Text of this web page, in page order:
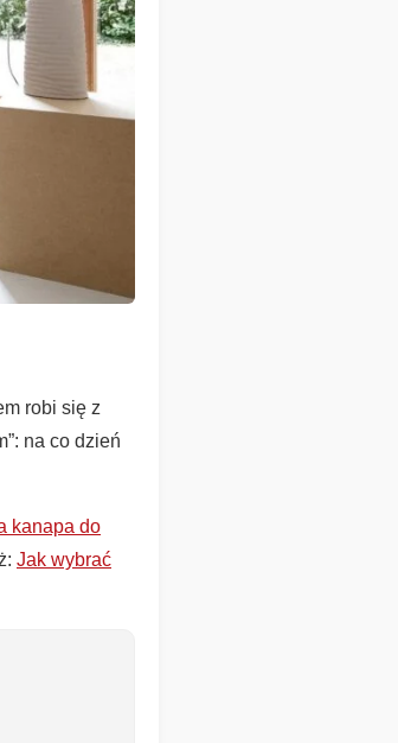
robi się z
na co dzień
kanapa do
Jak wybrać